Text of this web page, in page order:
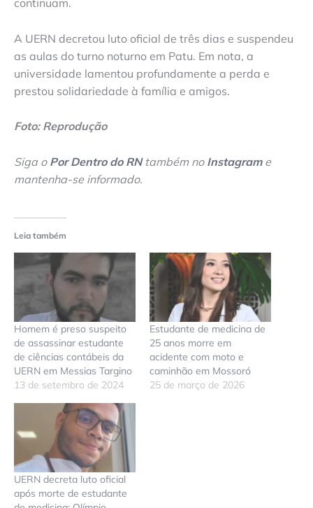
continuam.
A UERN decretou luto oficial de três dias e suspendeu
as aulas do turno noturno em Patu. Em nota, a
universidade lamentou profundamente a perda e
prestou solidariedade à família e amigos.
Foto: Reprodução
Siga o Por Dentro do RNtambém no Instagrame
mantenha-se informado.
Leia também
Homem é preso suspeito
de assassinar estudante
de ciências contábeis da
UERN em Messias Targino
13 de setembro de 2024
Estudante de medicina de
25 anos morre em
acidente com moto e
caminhão em Mossoró
25 de março de 2026
UERN decreta luto oficial
após morte de estudante